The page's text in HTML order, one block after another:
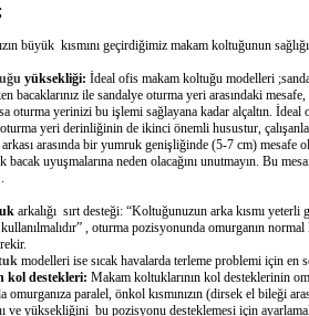
büyük kısmını geçirdiğimiz makam koltuğunun
yüksekliği: İdeal ofis makam koltuğu modelleri
bacaklarınız ile sandalye oturma yeri arasındaki
oturma yerinizi bu işlemi sağlayana kadar alçaltın.
yeri derinliğinin de ikinci önemli husustur,
arasında bir yumruk genişliğinde (5-7 cm) mesafe
bacak uyuşmalarına neden olacağını unutmayın. Bu
arkalığı sırt desteği: “Koltuğunuzun arka kısmı
kullanılmalıdır” , oturma pozisyonunda omurganın
modelleri ise sıcak havalarda terleme problemi için
kol destekleri: Makam koltuklarının kol desteklerinin
omurganıza paralel, önkol kısmınızın (dirsek el bileği
ve yüksekliğini bu pozisyonu desteklemesi için